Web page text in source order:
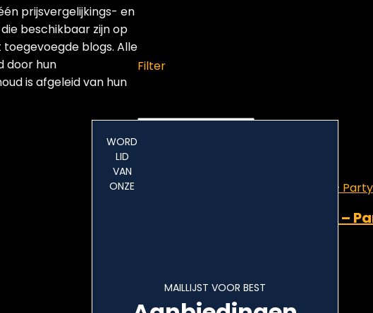
Filter
Bears vs Babies – Kaartspel –
prijsvergelijkings- en
beschikbaar zijn op
blogs. Alle
door hun
is afgeleid van hun
WORD
LID
VAN
ONZE
MAILLIJST VOOR BEST